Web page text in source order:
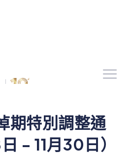
期特別調整通
- 11月30日）